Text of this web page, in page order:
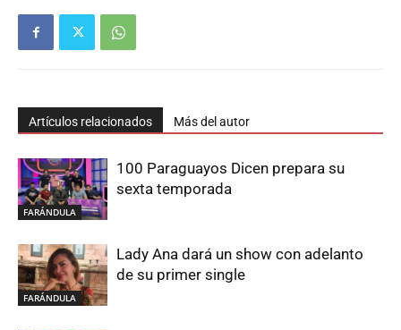
Artículos relacionados Más del autor
FARÁNDULA
100 Paraguayos Dicen prepara su
sexta temporada
FARÁNDULA
Lady Ana dará un show con adelanto
de su primer single